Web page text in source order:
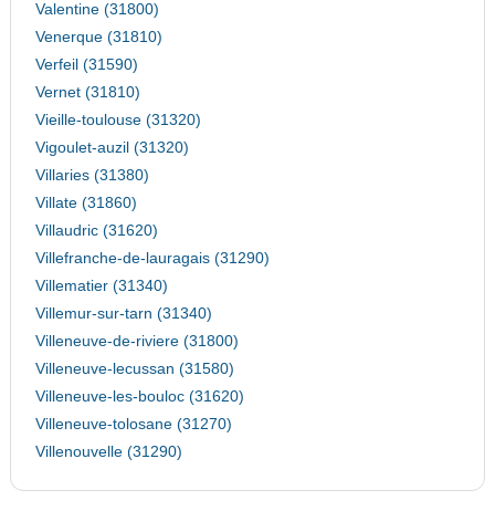
Valentine (31800)
Venerque (31810)
Verfeil (31590)
Vernet (31810)
Vieille-toulouse (31320)
Vigoulet-auzil (31320)
Villaries (31380)
Villate (31860)
Villaudric (31620)
Villefranche-de-lauragais (31290)
Villematier (31340)
Villemur-sur-tarn (31340)
Villeneuve-de-riviere (31800)
Villeneuve-lecussan (31580)
Villeneuve-les-bouloc (31620)
Villeneuve-tolosane (31270)
Villenouvelle (31290)